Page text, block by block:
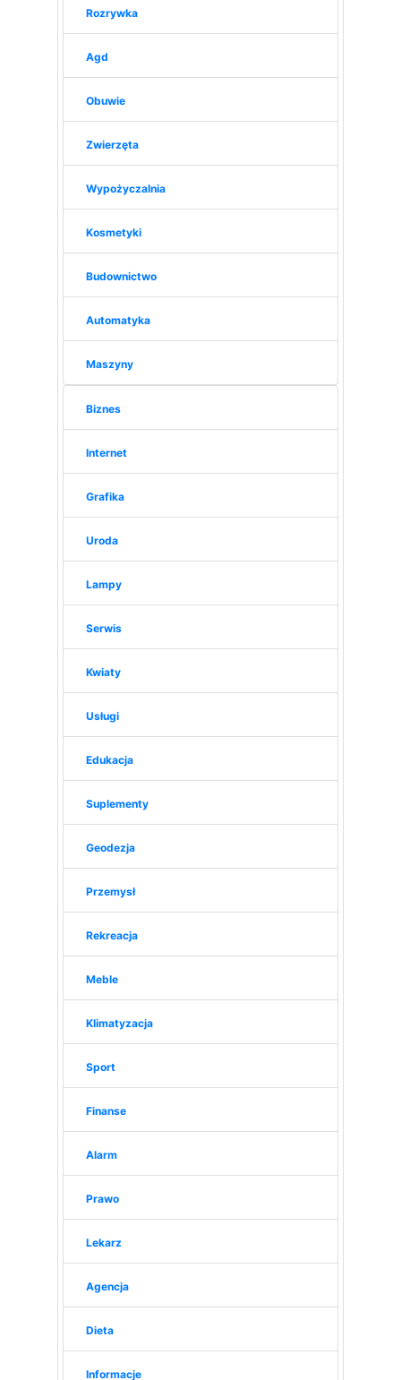
Rozrywka
Agd
Obuwie
Zwierzęta
Wypożyczalnia
Kosmetyki
Budownictwo
Automatyka
Maszyny
Biznes
Internet
Grafika
Uroda
Lampy
Serwis
Kwiaty
Usługi
Edukacja
Suplementy
Geodezja
Przemysł
Rekreacja
Meble
Klimatyzacja
Sport
Finanse
Alarm
Prawo
Lekarz
Agencja
Dieta
Informacje